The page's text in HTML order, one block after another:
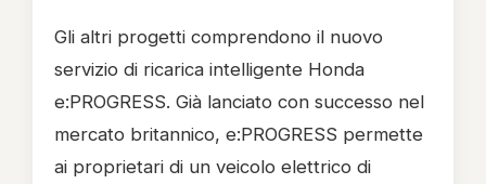
Gli altri progetti comprendono il nuovo
servizio di ricarica intelligente Honda
e:PROGRESS. Già lanciato con successo nel
mercato britannico, e:PROGRESS permette
ai proprietari di un veicolo elettrico di